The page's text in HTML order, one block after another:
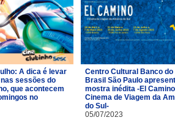
A dica é levar
sessões do
que acontecem
no
Centro Cultural Banco do
Brasil São Paulo
mostra inédita -El
Cinema de Viagem da
do Sul-
05/07/2023